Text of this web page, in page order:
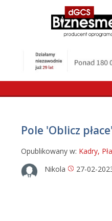
Pole 'Oblicz
Opublikowany w: Kadry,
Nikola
27-02-